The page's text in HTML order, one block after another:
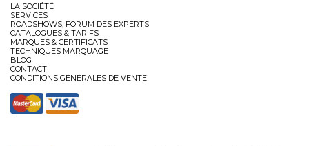
LA SOCIÉTÉ
SERVICES
ROADSHOWS, FORUM DES EXPERTS
CATALOGUES & TARIFS
MARQUES & CERTIFICATS
TECHNIQUES MARQUAGE
BLOG
CONTACT
CONDITIONS GÉNÉRALES DE VENTE